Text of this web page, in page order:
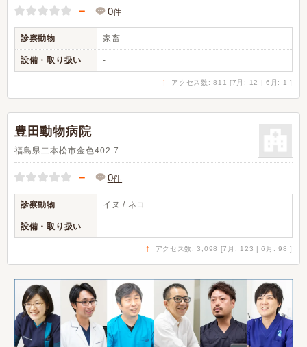
－ 0件
診察動物 家畜
設備・取り扱い -
↑ アクセス数: 811 [7月: 12 | 6月: 1 ]
豊田動物病院
福島県二本松市金色402-7
－ 0件
診察動物 イヌ / ネコ
設備・取り扱い -
↑ アクセス数: 3,098 [7月: 123 | 6月: 98 ]